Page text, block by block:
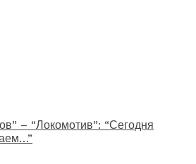
– “Локомотив”: “Сегодня